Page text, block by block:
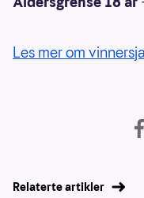
Les mer om
Relaterte artikler